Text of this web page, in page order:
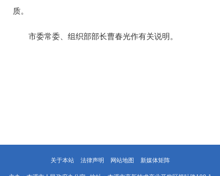
质。
市委常委、组织部部长曹春光作有关说明。
关于本站 法律声明 网站地图 新媒体矩阵